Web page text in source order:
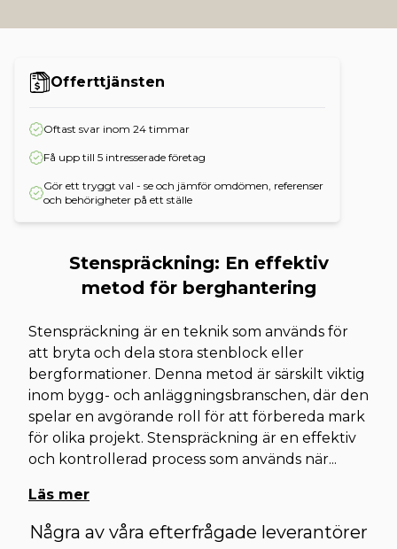
Offerttjänsten
Oftast svar inom 24 timmar
Få upp till 5 intresserade företag
Gör ett tryggt val - se och jämför omdömen, referenser
och behörigheter på ett ställe
Stenspräckning: En effektiv
metod för berghantering
Stenspräckning är en teknik som används för
att bryta och dela stora stenblock eller
bergformationer. Denna metod är särskilt viktig
inom bygg- och anläggningsbranschen, där den
spelar en avgörande roll för att förbereda mark
för olika projekt. Stenspräckning är en effektiv
och kontrollerad process som används när...
Läs mer
Några av våra efterfrågade leverantörer